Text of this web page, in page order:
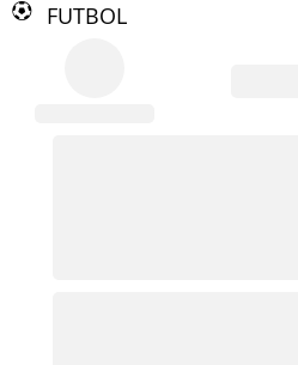
FUTBOL